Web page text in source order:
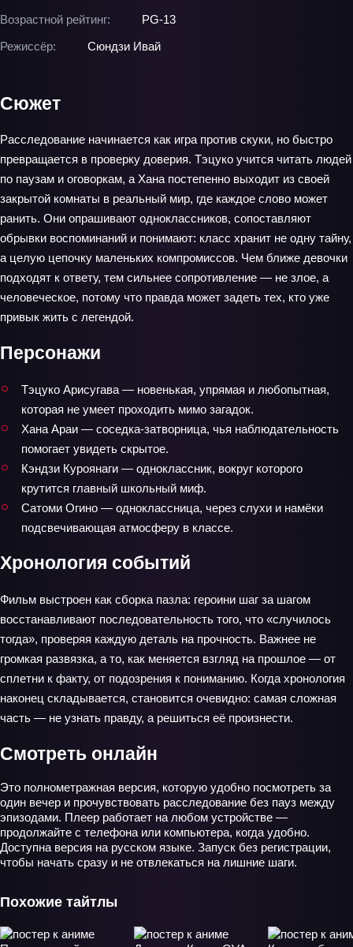
Возрастной рейтинг:
PG-13
Режиссёр:
Сюндзи Ивай
Сюжет
Расследование начинается как игра против скуки, но быстро
превращается в проверку доверия. Тэцуко учится читать людей
по паузам и оговоркам, а Хана постепенно выходит из своей
закрытой комнаты в реальный мир, где каждое слово может
ранить. Они опрашивают одноклассников, сопоставляют
обрывки воспоминаний и понимают: класс хранит не одну тайну,
а целую цепочку маленьких компромиссов. Чем ближе девочки
подходят к ответу, тем сильнее сопротивление — не злое, а
человеческое, потому что правда может задеть тех, кто уже
привык жить с легендой.
Персонажи
Тэцуко Арисугава — новенькая, упрямая и любопытная,
которая не умеет проходить мимо загадок.
Хана Араи — соседка-затворница, чья наблюдательность
помогает увидеть скрытое.
Кэндзи Куроянаги — одноклассник, вокруг которого
крутится главный школьный миф.
Сатоми Огино — одноклассница, через слухи и намёки
подсвечивающая атмосферу в классе.
Хронология событий
Фильм выстроен как сборка пазла: героини шаг за шагом
восстанавливают последовательность того, что «случилось
тогда», проверяя каждую деталь на прочность. Важнее не
громкая развязка, а то, как меняется взгляд на прошлое — от
сплетни к факту, от подозрения к пониманию. Когда хронология
наконец складывается, становится очевидно: самая сложная
часть — не узнать правду, а решиться её произнести.
Смотреть онлайн
Это полнометражная версия, которую удобно посмотреть за
один вечер и прочувствовать расследование без пауз между
эпизодами. Плеер работает на любом устройстве —
продолжайте с телефона или компьютера, когда удобно.
Доступна версия на русском языке. Запуск без регистрации,
чтобы начать сразу и не отвлекаться на лишние шаги.
Похожие тайтлы